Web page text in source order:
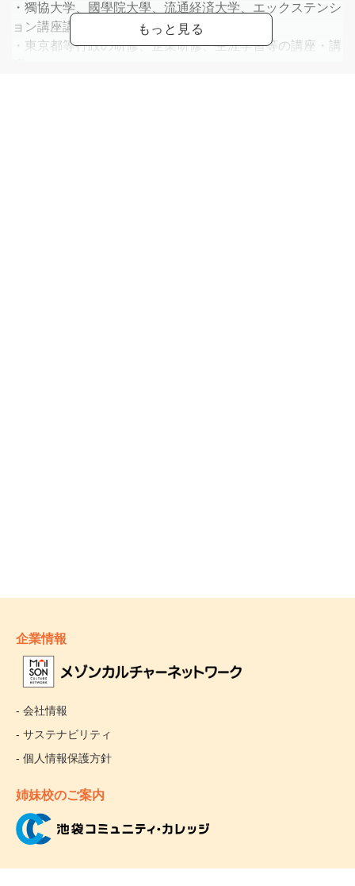
・獨協大学、國學院大學、流通経済大学、エックステンシ
ョン講座講師
・東京都等行政の研修、企業研修、生涯学習等の講座・講
企業情報
- 会社情報
- サステナビリティ
- 個人情報保護方針
姉妹校のご案内